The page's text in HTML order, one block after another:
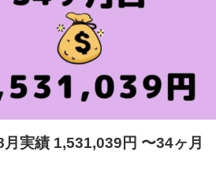
実績 1,531,039円 〜34ヶ月